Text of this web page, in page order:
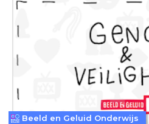
Beeld en Geluid Onderwijs